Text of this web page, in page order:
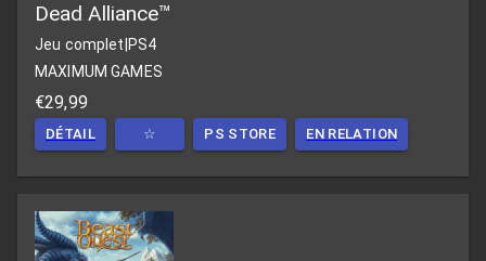
Dead Alliance™
Jeu complet PS4
MAXIMUM GAMES
€29,99
DÉTAIL ☆ PS STORE EN RELATION